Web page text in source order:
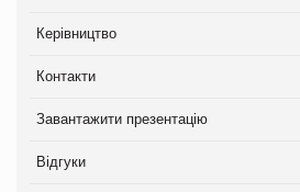
Керівництво
Контакти
Завантажити презентацію
Відгуки